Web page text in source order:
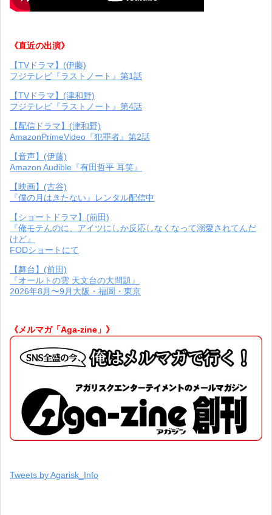
《直近の出演》
【TVドラマ】(伊藤)
フジテレビ『ラストノート』第1話
【TVドラマ】(津和野)
フジテレビ『ラストノート』第4話
【配信ドラマ】(津和野)
AmazonPrimeVideo『犯罪者』第2話
【音声】(伊藤)
Amazon Audible『有田哲平 耳笑』
【映画】(古谷)
『僕の月はきたない』レンタル配信中
【ショートドラマ】(前田)
『俺モテんのに、アイツにしか反応しなくなって溺愛されてんだ
けど』
FODショートにて
【舞台】(前田)
『オールトの雲 天文台の大問題』
2026年8月〜9月大阪・福岡・東京
《メルマガ「Aga-zine」》
Tweets by Agarisk_Info